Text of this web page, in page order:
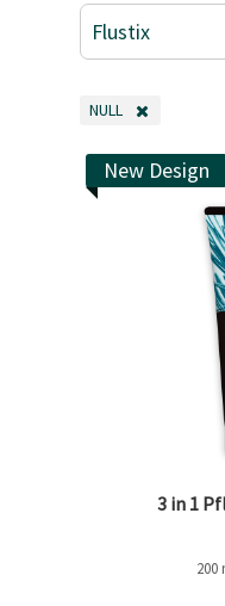
Flustix
NULL
New Design
3 in 1
200